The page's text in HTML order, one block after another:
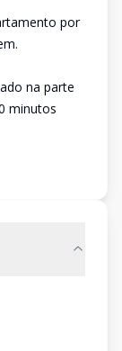
por
na parte
minutos